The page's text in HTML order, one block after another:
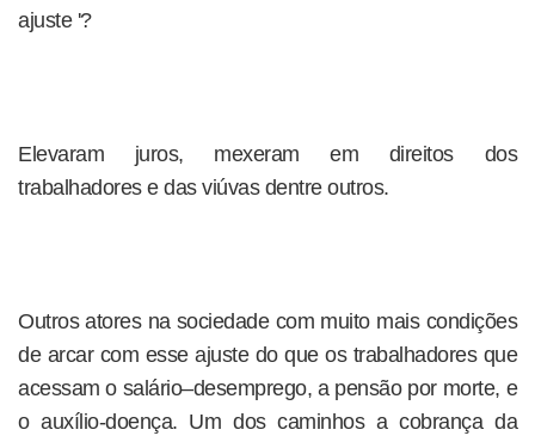
ajuste '?
Elevaram juros, mexeram em direitos dos
trabalhadores e das viúvas dentre outros.
Outros atores na sociedade com muito mais condições
de arcar com esse ajuste do que os trabalhadores que
acessam o salário–desemprego, a pensão por morte, e
o auxílio-doença. Um dos caminhos a cobrança da